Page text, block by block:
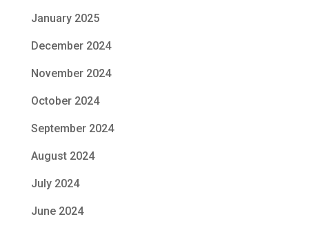
January 2025
December 2024
November 2024
October 2024
September 2024
August 2024
July 2024
June 2024